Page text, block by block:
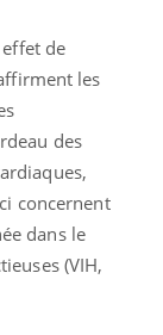
de
les
des
concernent
dans le
(VIH,